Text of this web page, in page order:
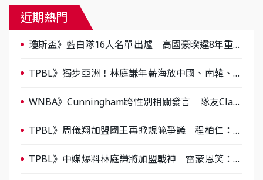
近期熱門
瓊斯盃》藍白隊16人名單出爐 高國豪暌違8年重返
​TPBL》獨步亞洲！林庭謙年薪海放中國、南韓、日
WNBA》Cunningham跨性別相關發言 隊友Clark
TPBL》周儀翔加盟國王再掀規範爭議 程柏仁：現
TPBL》中媒爆料林庭謙將加盟戰神 雷蒙恩笑：感